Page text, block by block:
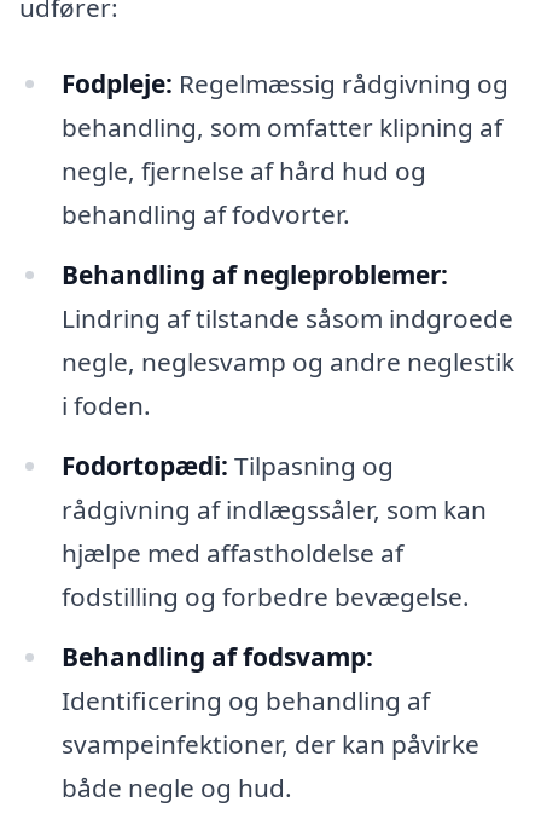
Fodpleje: Regelmæssig rådgivning og
behandling, som omfatter klipning af
negle, fjernelse af hård hud og
behandling af fodvorter.
Behandling af negleproblemer:
Lindring af tilstande såsom indgroede
negle, neglesvamp og andre neglestik
i foden.
Fodortopædi: Tilpasning og
rådgivning af indlægssåler, som kan
hjælpe med affastholdelse af
fodstilling og forbedre bevægelse.
Behandling af fodsvamp:
Identificering og behandling af
svampeinfektioner, der kan påvirke
både negle og hud.